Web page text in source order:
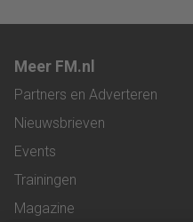
Meer FM.nl
Partners en Adverteren
Nieuwsbrieven
Events
Trainingen
Magazine